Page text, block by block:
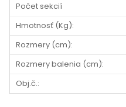
Počet sekcií
Hmotnosť (Kg):
Rozmery (cm):
Rozmery balenia (cm):
Obj.č.: